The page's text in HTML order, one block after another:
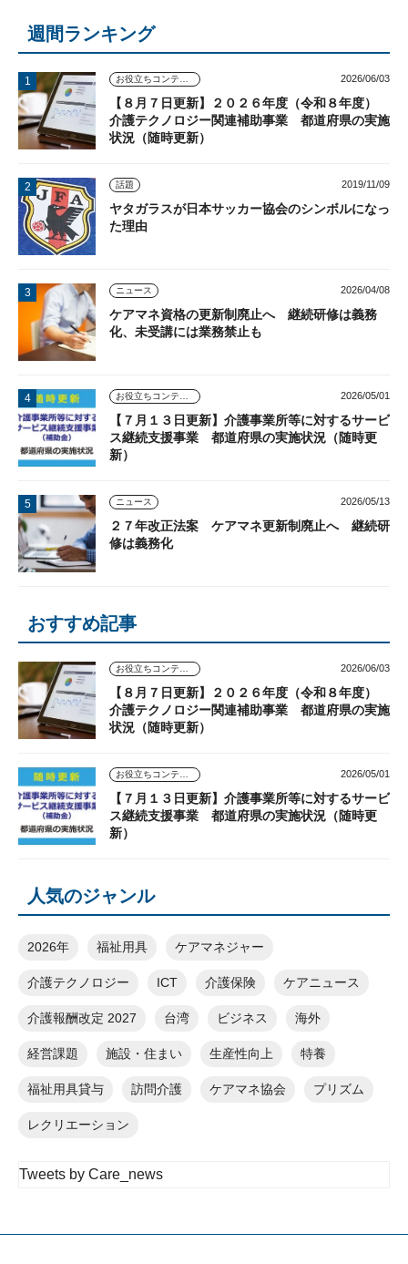
週間ランキング
2026/06/03
【８月７日更新】２０２６年度（令和８年度）
介護テクノロジー関連補助事業 都道府県の実施
状況（随時更新）
話題 2019/11/09
ヤタガラスが日本サッカー協会のシンボルになっ
た理由
ニュース 2026/04/08
ケアマネ資格の更新制廃止へ 継続研修は義務
化、未受講には業務禁止も
2026/05/01
【７月１３日更新】介護事業所等に対するサービ
ス継続支援事業 都道府県の実施状況（随時更
新）
ニュース 2026/05/13
２７年改正法案 ケアマネ更新制廃止へ 継続研
修は義務化
おすすめ記事
2026/06/03
【８月７日更新】２０２６年度（令和８年度）
介護テクノロジー関連補助事業 都道府県の実施
状況（随時更新）
2026/05/01
【７月１３日更新】介護事業所等に対するサービ
ス継続支援事業 都道府県の実施状況（随時更
新）
人気のジャンル
2026年 福祉用具 ケアマネジャー
介護テクノロジー ICT 介護保険 ケアニュース
介護報酬改定 2027 台湾 ビジネス 海外
経営課題 施設・住まい 生産性向上 特養
福祉用具貸与 訪問介護 ケアマネ協会 プリズム
レクリエーション
Tweets by Care_news